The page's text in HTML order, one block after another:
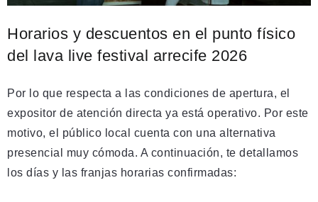
Horarios y descuentos en el punto físico
del lava live festival arrecife 2026
Por lo que respecta a las condiciones de apertura, el
expositor de atención directa ya está operativo. Por este
motivo, el público local cuenta con una alternativa
presencial muy cómoda. A continuación, te detallamos
los días y las franjas horarias confirmadas: